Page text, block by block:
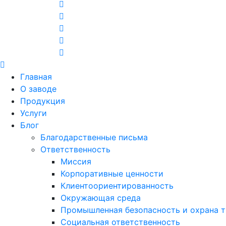
Главная
О заводе
Продукция
Услуги
Блог
Благодарственные письма
Ответственность
Миссия
Корпоративные ценности
Клиентоориентированность
Окружающая среда
Промышленная безопасность и охрана
Социальная ответственность